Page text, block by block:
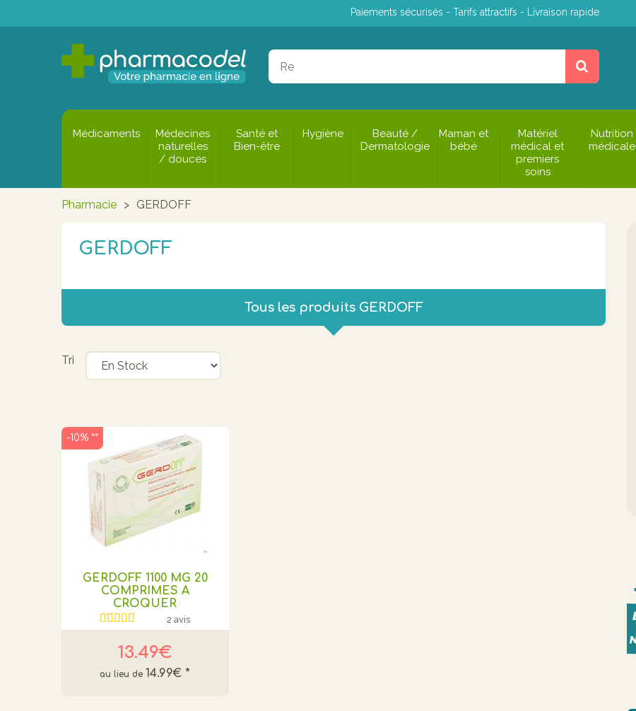
Paiements sécurisés - Tarifs attractifs - Livraison rapide
Médicaments
Médecines
naturelles
/ douces
Santé et
Bien-être
Hygiène
Beauté /
Dermatologie
Maman et
bébé
Matériel
médical et
premiers
soins
Nutrition
médicale
Pharmacie > GERDOFF
GERDOFF
Tous les produits GERDOFF
Tri
GERDOFF 1100 MG 20
COMPRIMES A
CROQUER
2 avis
13.49€
14.99€ *
-10% **